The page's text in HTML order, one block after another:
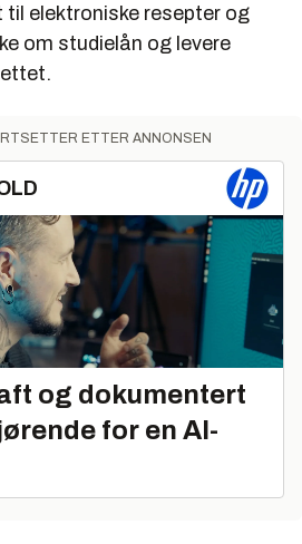
elektroniske resepter og
om studielån og levere
ETTER ANNONSEN
og dokumentert
for en AI-